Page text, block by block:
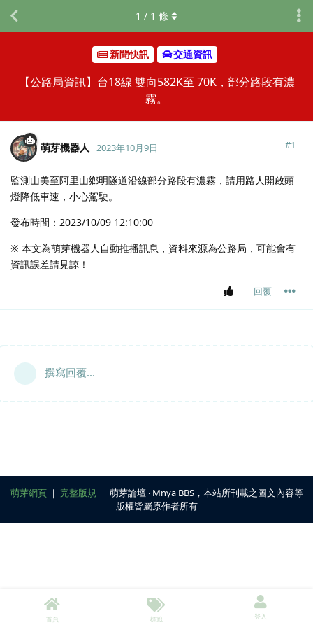
新聞快訊 交通資訊
【公路局資訊】台18線 雙向582K至 70K，部分路段有濃
霧。
1 / 1 條
萌芽機器人 2023年10月9日 #1
監測山美至阿里山鄉明隧道沿線部分路段有濃霧，請用路人開啟頭
燈降低車速，小心駕駛。
發布時間：2023/10/09 12:10:00
※ 本文為萌芽機器人自動推播訊息，資料來源為公路局，可能會有
資訊誤差請見諒！
回覆
撰寫回覆...
萌芽網頁｜ 完整版規 ｜ 萌芽論壇 ‧ Mnya BBS，本站所刊載之圖文內容等
版權皆屬原作者所有
首頁 標籤 登入